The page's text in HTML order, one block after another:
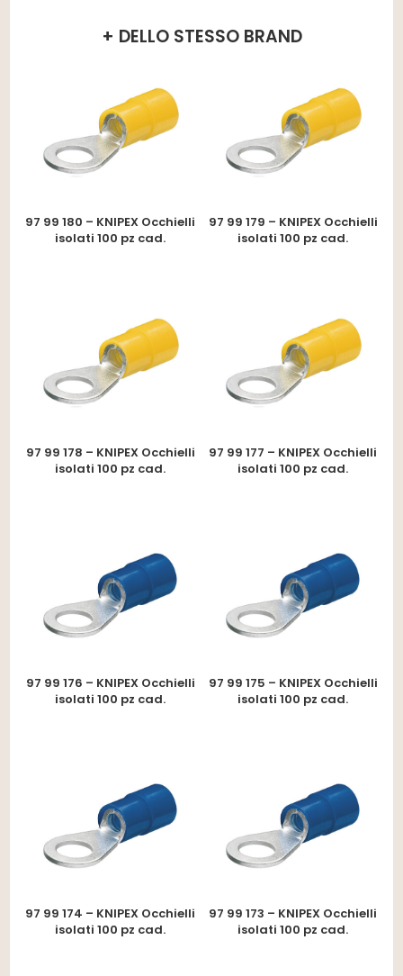
+ DELLO STESSO BRAND
97 99 180 – KNIPEX Occhielli
isolati 100 pz cad.
97 99 179 – KNIPEX Occhielli
isolati 100 pz cad.
97 99 178 – KNIPEX Occhielli
isolati 100 pz cad.
97 99 177 – KNIPEX Occhielli
isolati 100 pz cad.
97 99 176 – KNIPEX Occhielli
isolati 100 pz cad.
97 99 175 – KNIPEX Occhielli
isolati 100 pz cad.
97 99 174 – KNIPEX Occhielli
isolati 100 pz cad.
97 99 173 – KNIPEX Occhielli
isolati 100 pz cad.